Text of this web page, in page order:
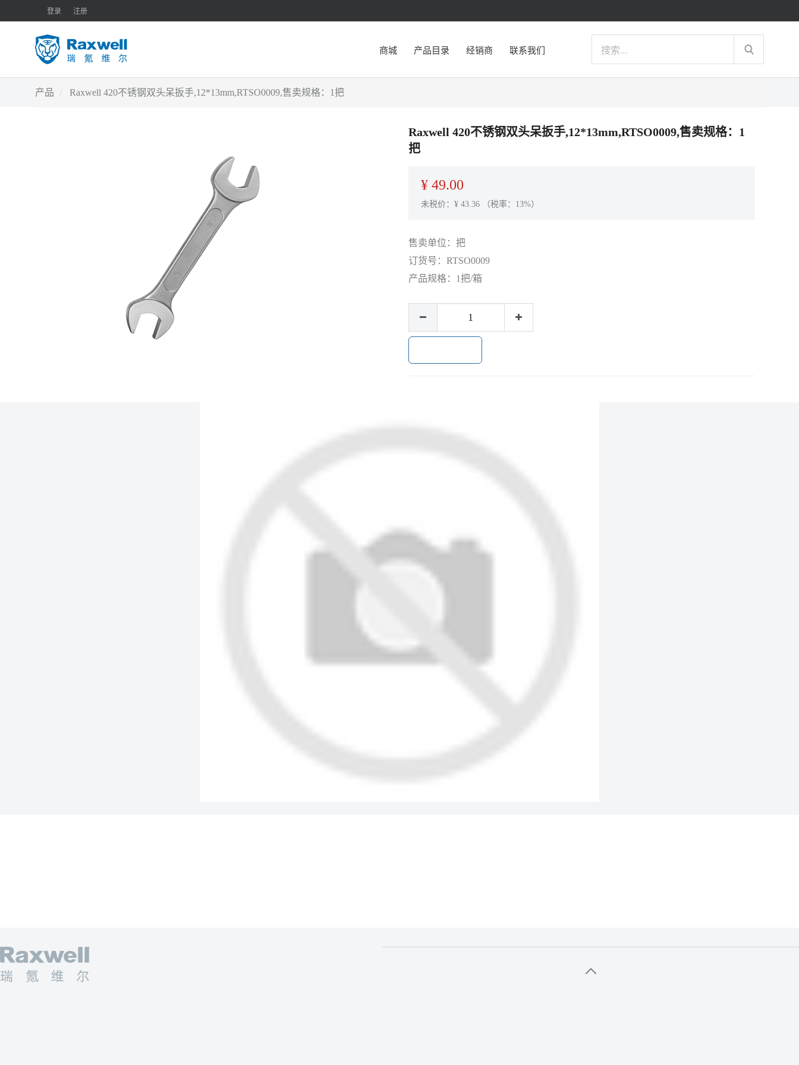
登录 注册
商城 产品目录 经销商 联系我们
产品 Raxwell 420不锈钢双头呆扳手,12*13mm,RTSO0009,售卖规格：1把
Raxwell 420不锈钢双头呆扳手,12*13mm,RTSO0009,售卖规格：1
把
¥ 49.00
未税价：¥ 43.36（税率：13%）
售卖单位： 把
订货号： RTSO0009
产品规格： 1把/箱